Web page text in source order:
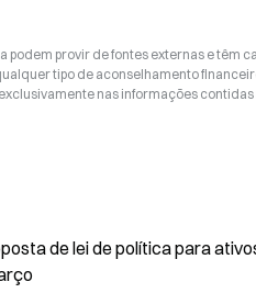
podem provir de fontes externas e têm
tipo de aconselhamento
nas informações
de lei de política para